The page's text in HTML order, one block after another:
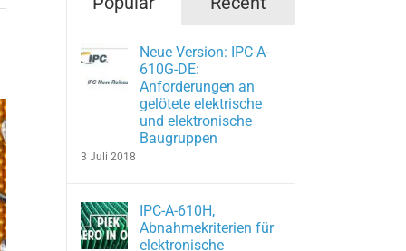
Neue Version: IPC-A-
610G-DE:
Anforderungen an
gelötete elektrische
und elektronische
Baugruppen
3 Juli 2018
IPC-A-610H,
Abnahmekriterien für
elektronische